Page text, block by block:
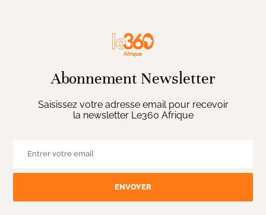
Abonnement Newsletter
Saisissez votre adresse email pour recevoir
la newsletter Le360 Afrique
ENVOYER